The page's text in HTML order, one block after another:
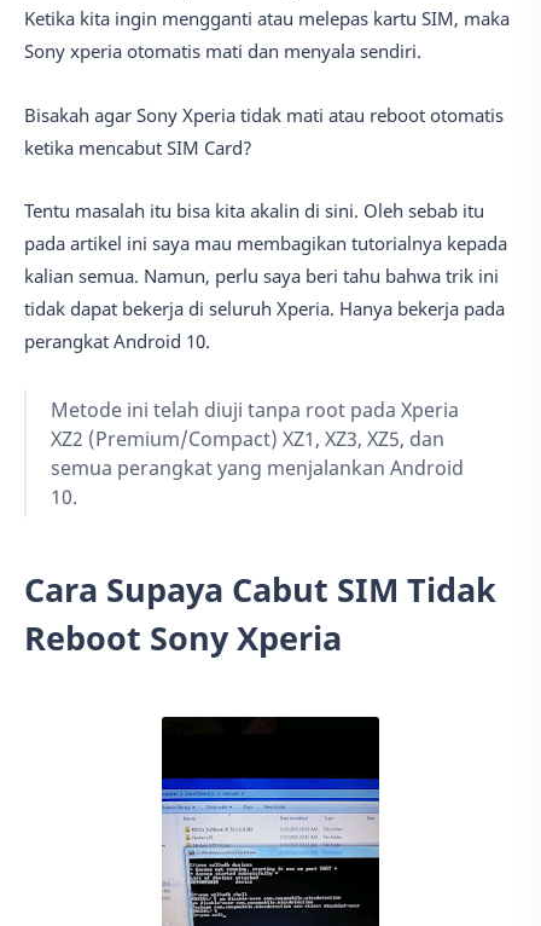
Ketika kita ingin mengganti atau melepas kartu SIM, maka
Sony xperia otomatis mati dan menyala sendiri.
Bisakah agar Sony Xperia tidak mati atau reboot otomatis
ketika mencabut SIM Card?
Tentu masalah itu bisa kita akalin di sini. Oleh sebab itu
pada artikel ini saya mau membagikan tutorialnya kepada
kalian semua. Namun, perlu saya beri tahu bahwa trik ini
tidak dapat bekerja di seluruh Xperia. Hanya bekerja pada
perangkat Android 10.
Metode ini telah diuji tanpa root pada Xperia
XZ2 (Premium/Compact) XZ1, XZ3, XZ5, dan
semua perangkat yang menjalankan Android
10.
Cara Supaya Cabut SIM Tidak
Reboot Sony Xperia